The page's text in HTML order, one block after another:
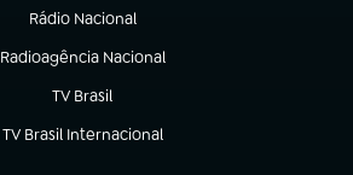
Rádio Nacional
Radioagência Nacional
(abre em nova aba)
TV Brasil
(abre em nova aba)
TV Brasil Internacional
(abre em nova aba)